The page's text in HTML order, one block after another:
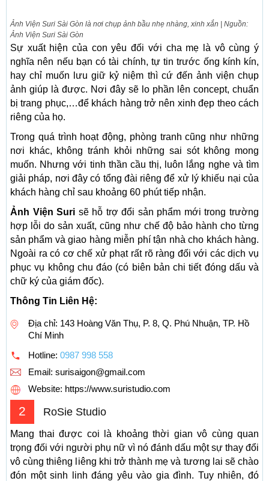
Ảnh Viện Suri Sài Gòn là nơi chụp ảnh bầu nhẹ nhàng, xinh xắn | Nguồn:
Ảnh Viện Suri Sài Gòn
Sự xuất hiện của con yêu đối với cha mẹ là vô cùng ý
nghĩa nên nếu bạn có tài chính, tự tin trước ống kính kín,
hay chỉ muốn lưu giữ kỷ niệm thì cứ đến ảnh viện chụp
ảnh giúp là được. Nơi đây sẽ lo phần lên concept, chuẩn
bị trang phục,…để khách hàng trở nên xinh đẹp theo cách
riêng của họ.
Trong quá trình hoạt động, phòng tranh cũng như những
nơi khác, không tránh khỏi những sai sót không mong
muốn. Nhưng với tinh thần cầu thị, luôn lắng nghe và tìm
giải pháp, nơi đây có tổng đài riêng để xử lý khiếu nại của
khách hàng chỉ sau khoảng 60 phút tiếp nhận.
Ảnh Viện Suri sẽ hỗ trợ đổi sản phẩm mới trong trường
hợp lỗi do sản xuất, cũng như chế độ bảo hành cho từng
sản phẩm và giao hàng miễn phí tận nhà cho khách hàng.
Ngoài ra có cơ chế xử phạt rất rõ ràng đối với các dịch vụ
phục vụ không chu đáo (có biên bản chi tiết đóng dấu và
chữ ký của giám đốc).
Thông Tin Liên Hệ:
Địa chỉ: 143 Hoàng Văn Thụ, P. 8, Q. Phú Nhuận, TP. Hồ
Chí Minh
Hotline: 0987 998 558
Email: surisaigon@gmail.com
Website: https://www.suristudio.com
2 RoSie Studio
Mang thai được coi là khoảng thời gian vô cùng quan
trọng đối với người phụ nữ vì nó đánh dấu một sự thay đổi
vô cùng thiêng liêng khi trở thành mẹ và tương lai sẽ chào
đón một sinh linh đáng yêu vào gia đình. Tuy nhiên, đó